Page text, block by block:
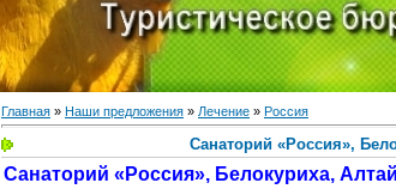
Главная » Наши предложения » Лечение » Россия
Санаторий «Россия»,
Санаторий «Россия», Белокуриха, Алтай